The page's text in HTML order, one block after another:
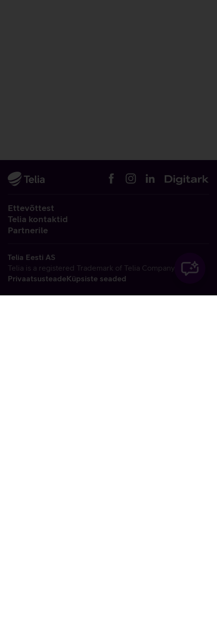
Ettevõttest
Telia kontaktid
Partnerile
Telia Eesti AS
Telia is a registered Trademark of Telia Company AB
PrivaatsusteadeKüpsiste seaded